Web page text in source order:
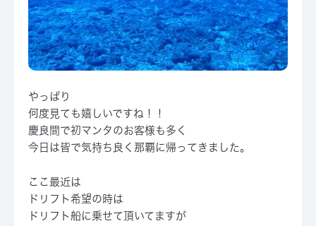
やっぱり
何度見ても嬉しいですね！！
慶良間で初マンタのお客様も多く
今日は皆で気持ち良く那覇に帰ってきました。
ここ最近は
ドリフト希望の時は
ドリフト船に乗せて頂いてますが